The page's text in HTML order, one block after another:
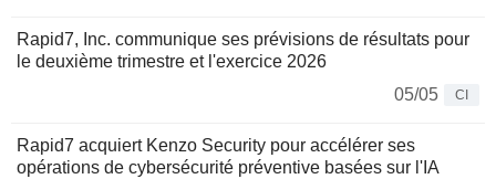
Rapid7, Inc. communique ses prévisions de résultats pour
le deuxième trimestre et l'exercice 2026
05/05
CI
Rapid7 acquiert Kenzo Security pour accélérer ses
opérations de cybersécurité préventive basées sur l'IA